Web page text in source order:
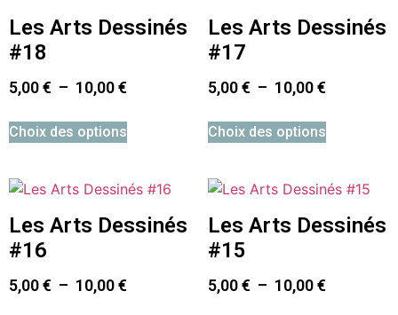
Les Arts Dessinés
#18
5,00€ – 10,00€
Choix des options
Les Arts Dessinés
#17
5,00€ – 10,00€
Choix des options
Les Arts Dessinés
#16
5,00€ – 10,00€
Les Arts Dessinés
#15
5,00€ – 10,00€